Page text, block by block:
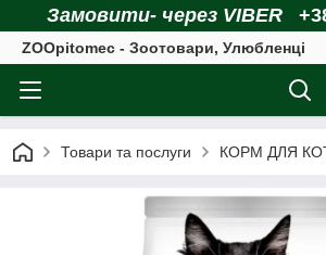
Замовити- через VIBER
ZOOpitomec - Зоотовари, Улюбленці
Товари та послуги КОРМ ДЛЯ